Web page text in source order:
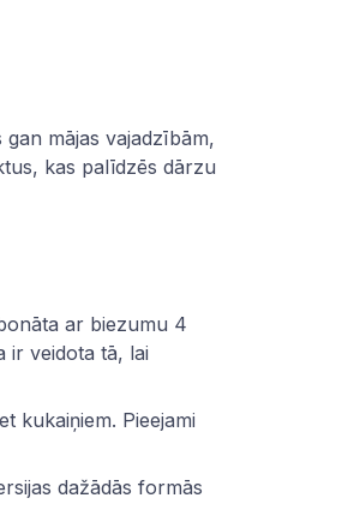
mājas vajadzībām,
kas palīdzēs dārzu
ar biezumu 4
ir veidota tā, lai
kukaiņiem. Pieejami
dažādās formās